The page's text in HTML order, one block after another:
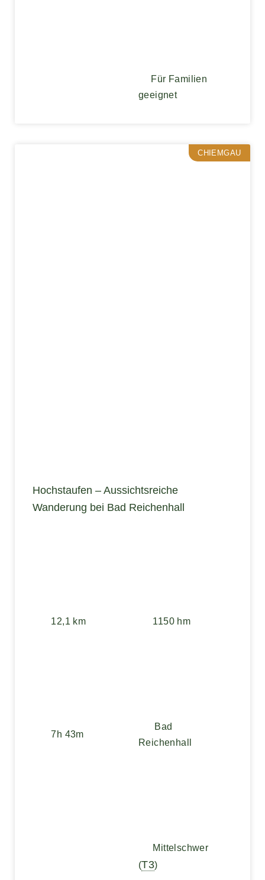
Für Familien
geeignet
CHIEMGAU
Hochstaufen – Aussichtsreiche
Wanderung bei Bad Reichenhall
12,1 km 1150 hm
7h 43m
Bad
Reichenhall
Mittelschwer
(T3)